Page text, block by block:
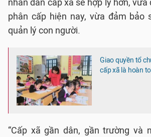
nhân dân cấp xã sẽ hợp lý hơn,
phân cấp hiện nay, vừa đảm bảo
quản lý con người.
Giao quyền tổ
cấp xã là hoàn
“Cấp xã gần dân, gần trường và